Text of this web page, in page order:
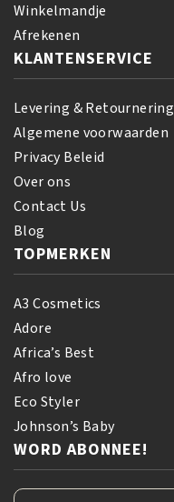
Winkelmandje
Afrekenen
KLANTENSERVICE
Levering & Retournering
Algemene voorwaarden
Privacy Beleid
Over ons
Contact Us
Blog
TOPMERKEN
A3 Cosmetics
Adore
Africa’s Best
Afro love
Eco Styler
Johnson’s Baby
WORD ABONNEE!